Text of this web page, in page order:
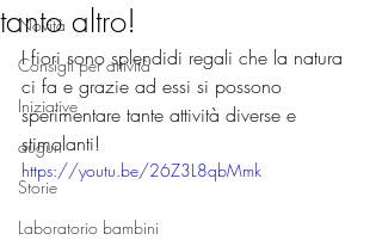
Novità
Consigli per attività
Iniziative
auguri
Storie
Laboratorio bambini
tanto altro!
I fiori sono splendidi regali che la natura
ci fa e grazie ad essi si possono
sperimentare tante attività diverse e
stimolanti!
https://youtu.be/26Z3L8qbMmk